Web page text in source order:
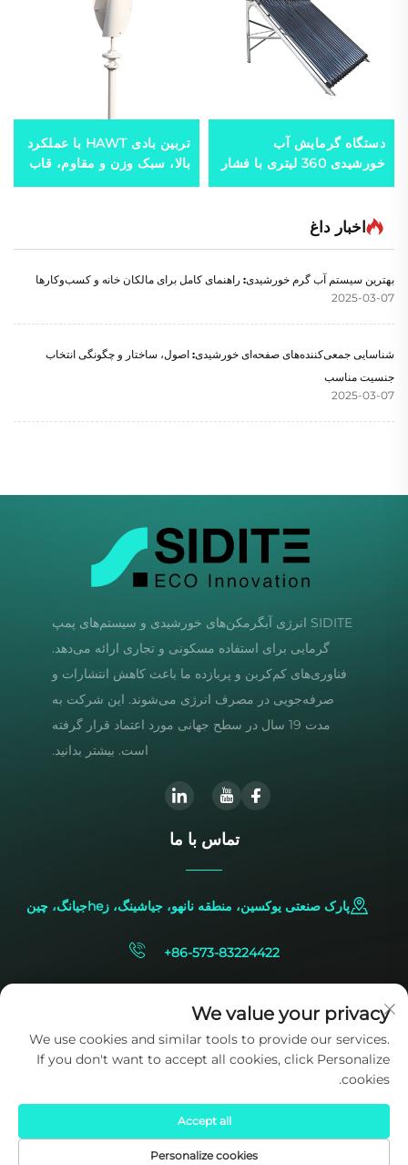
دستگاه گرمایش آب
خورشیدی 360 لیتری با فشار
بالا برای صادرات به مکزیک،
تربین بادی HAWT با عملکرد
بالا، سبک وزن و مقاوم، قاب
آلومینیومی تراشیده، شروع
اخبار داغ
بهترین سیستم آب گرم خورشیدی: راهنمای کامل برای مالکان خانه و کسب‌وکارها
2025-03-07
شناسایی جمعی‌کننده‌های صفحه‌ای خورشیدی: اصول، ساختار و چگونگی انتخاب
جنسیت مناسب
2025-03-07
SIDITE انرژی آبگرمکن‌های خورشیدی و سیستم‌های پمپ
گرمایی برای استفاده مسکونی و تجاری ارائه می‌دهد.
فناوری‌های کم‌کربن و پربازده ما باعث کاهش انتشارات و
صرفه‌جویی در مصرف انرژی می‌شوند. این شرکت به
مدت 19 سال در سطح جهانی مورد اعتماد قرار گرفته
است. بیشتر بدانید.
تماس با ما
پارک صنعتی یوکسین، منطقه نانهو، جیاشینگ، زheجیانگ، چین
+86-573-83224422
سیاست حفظ حریم خصوصی
We value your privacy
We use cookies and similar tools to provide our services.
If you don't want to accept all cookies, click Personalize
cookies.
Personalize cookies
Accept all